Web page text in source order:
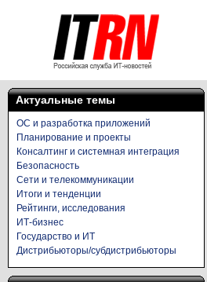
Актуальные темы
ОС и разработка приложений
Планирование и проекты
Консалтинг и системная интеграция
Безопасность
Сети и телекоммуникации
Итоги и тенденции
Рейтинги, исследования
ИТ-бизнес
Государство и ИТ
Дистрибьюторы/субдистрибьюторы